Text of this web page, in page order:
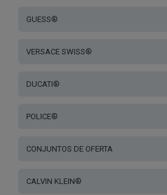
GUESS®
VERSACE SWISS®
DUCATI®
POLICE®
CONJUNTOS DE OFERTA
CALVIN KLEIN®